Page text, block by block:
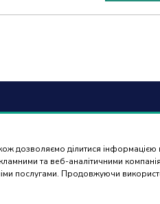
дозволяємо ділитися
та веб-аналітичними
послугами. Продовжуючи
доставка